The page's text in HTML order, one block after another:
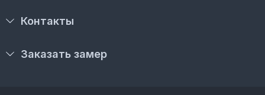
Контакты
Заказать замер